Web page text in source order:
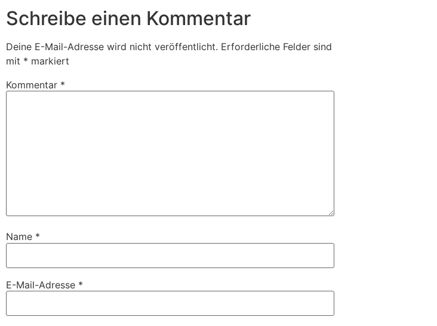
Schreibe einen Kommentar
Deine E-Mail-Adresse wird nicht veröffentlicht. Erforderliche Felder sind
mit * markiert
Kommentar *
Name *
E-Mail-Adresse *